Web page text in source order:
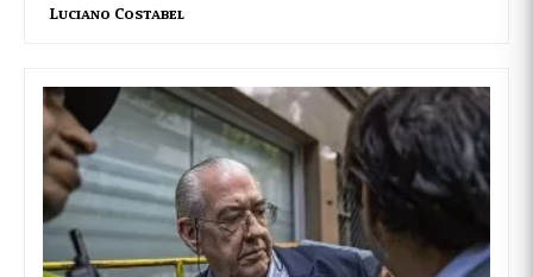
Luciano Costabel